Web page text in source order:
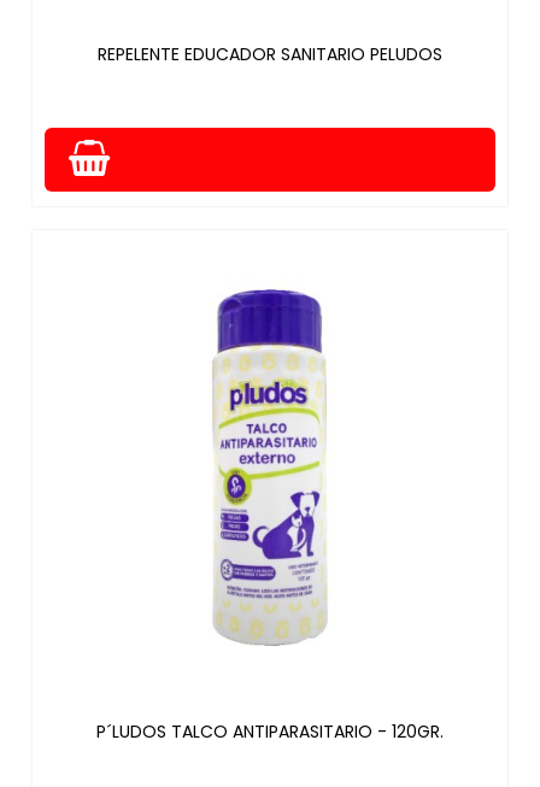
REPELENTE EDUCADOR SANITARIO PELUDOS
P´LUDOS TALCO ANTIPARASITARIO - 120GR.